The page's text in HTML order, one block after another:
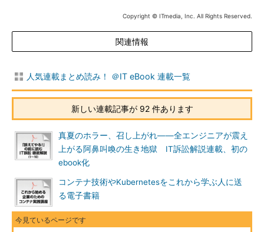
Copyright © ITmedia, Inc. All Rights Reserved.
関連情報
人気連載まとめ読み！ ＠IT eBook 連載一覧
新しい連載記事が 92 件あります
真夏のホラー、召し上がれ――全エンジニアが震え
上がる阿鼻叫喚の生き地獄 IT訴訟解説連載、初の
ebook化
コンテナ技術やKubernetesをこれから学ぶ人に送
る電子書籍